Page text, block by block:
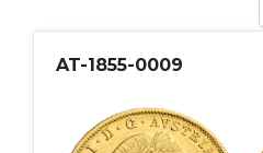
AT-1855-0009